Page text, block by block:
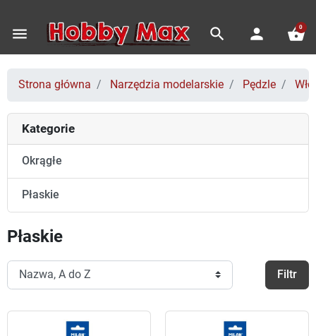
menu search person shopping_basket
0
Strona główna Narzędzia modelarskie Pędzle
Kategorie
Okrągłe
Płaskie
Płaskie
Filtr